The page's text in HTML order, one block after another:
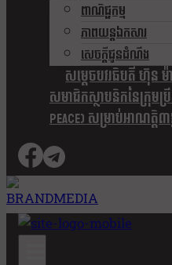
ពាណិជ្ជកម្ម
ភាពយន្តឯកសារ
សេចក្តីជូនដំណឹង
សម្តេចបវរធិបតី ហ៊ុន
សមាជិកស្ថាបនិកនៃក្រុមប្
Peace) សម្រាប់អាណត្តិ៣